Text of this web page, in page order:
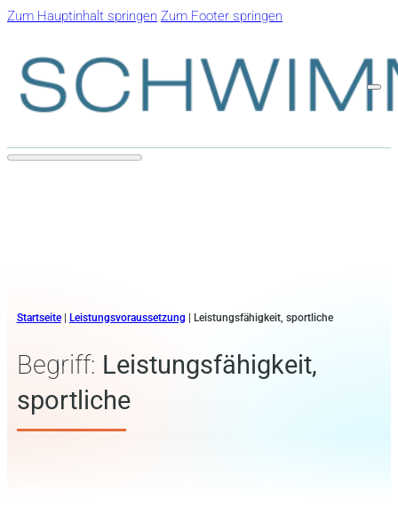
Zum Hauptinhalt springen Zum Footer springen
Startseite| Leistungsvoraussetzung Leistungsfähigkeit, sportliche
Begriff: Leistungsfähigkeit,
sportliche